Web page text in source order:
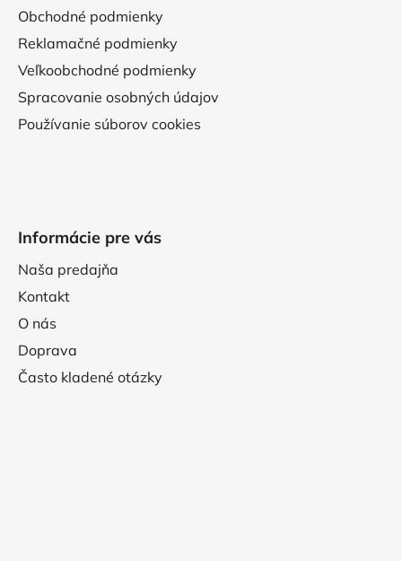
Obchodné podmienky
Reklamačné podmienky
Veľkoobchodné podmienky
Spracovanie osobných údajov
Používanie súborov cookies
Informácie pre vás
Naša predajňa
Kontakt
O nás
Doprava
Často kladené otázky